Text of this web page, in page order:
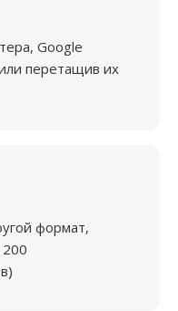
Google
перетащив их
формат,